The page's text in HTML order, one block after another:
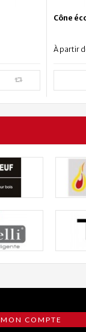
Cône
À partir
MON COMPTE